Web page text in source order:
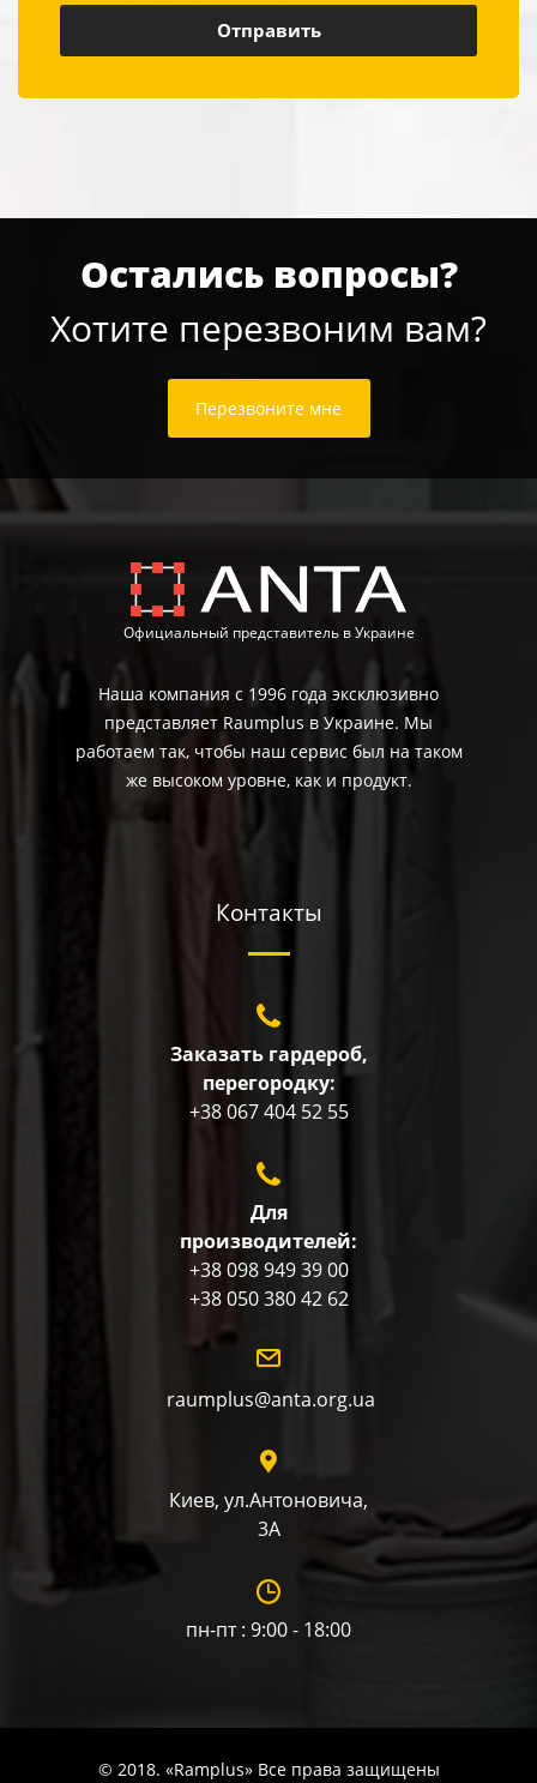
Остались вопросы?
Хотите перезвоним вам?
Перезвоните мне
Официальный представитель в Украине
Наша компания с 1996 года эксклюзивно
представляет Raumplus в Украине. Мы
работаем так, чтобы наш сервис был на таком
же высоком уровне, как и продукт.
Контакты
Заказать гардероб,
перегородку:
+38 067 404 52 55
Для
производителей:
+38 098 949 39 00
+38 050 380 42 62
raumplus@anta.org.ua
Киев, ул.Антоновича,
3А
пн-пт : 9:00 - 18:00
© 2018. «Ramplus» Все права защищены